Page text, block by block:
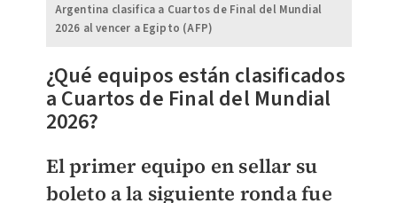
Argentina clasifica a Cuartos de Final del Mundial
2026 al vencer a Egipto (AFP)
¿Qué equipos están clasificados
a Cuartos de Final del Mundial
2026?
El primer equipo en sellar su
boleto a la siguiente ronda fue